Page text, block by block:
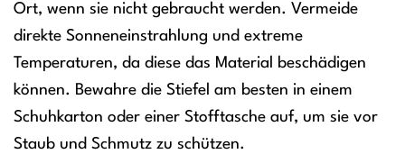
Ort, wenn sie nicht gebraucht werden. Vermeide
direkte Sonneneinstrahlung und extreme
Temperaturen, da diese das Material beschädigen
können. Bewahre die Stiefel am besten in einem
Schuhkarton oder einer Stofftasche auf, um sie vor
Staub und Schmutz zu schützen.